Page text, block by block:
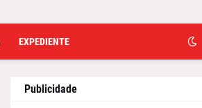
EXPEDIENTE
Publicidade